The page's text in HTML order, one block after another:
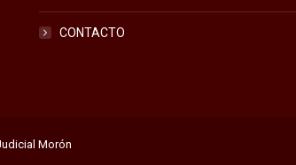
CONTACTO
Morón